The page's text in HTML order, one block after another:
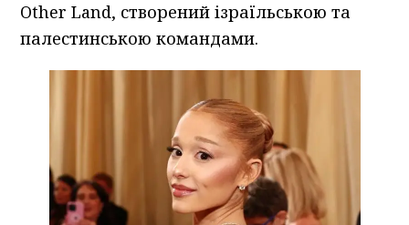
Other Land, створений ізраїльською та
палестинською командами.